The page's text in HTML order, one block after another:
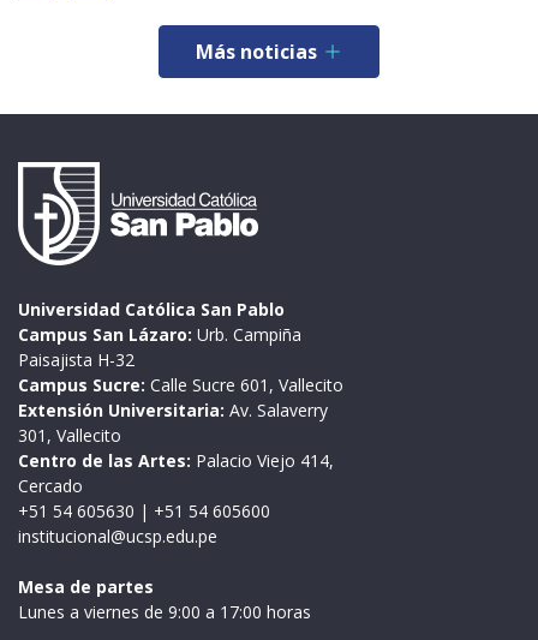
Más noticias
Universidad Católica San Pablo
Campus San Lázaro: Urb. Campiña
Paisajista H-32
Campus Sucre: Calle Sucre 601, Vallecito
Extensión Universitaria: Av. Salaverry
301, Vallecito
Centro de las Artes: Palacio Viejo 414,
Cercado
+51 54 605630 | +51 54 605600
institucional@ucsp.edu.pe
Mesa de partes
Lunes a viernes de 9:00 a 17:00 horas